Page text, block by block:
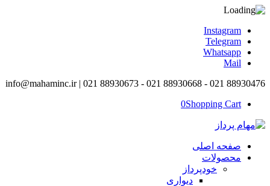
Instagram
Telegram
Whatsapp
Mail
info@mahaminc.ir | 021 88930673 - 021 88930668 - 021 88930476
0Shopping Cart
صفحه اصلی
محصولات
خودپرداز
دیواری